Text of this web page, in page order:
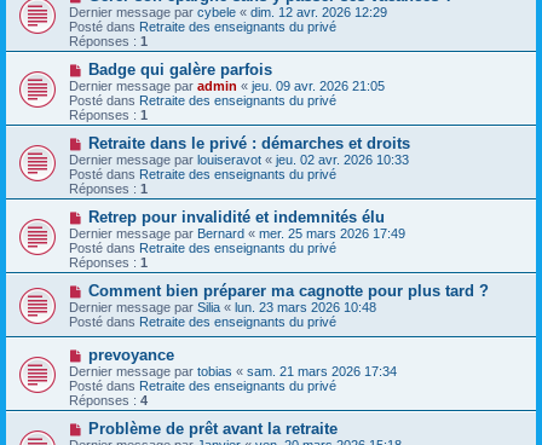
a
g
e
m
e
s
s
a
g
e
o
u
v
e
a
u
m
e
s
s
a
g
e
Dernier message par cybele « dim. 12 avr. 2026 12:29
Posté dans Retraite des enseignants du privé
Réponses : 1
N
o
u
v
e
a
u
m
e
s
s
a
g
e
Badge qui galère parfois
Dernier message par admin « jeu. 09 avr. 2026 21:05
Posté dans Retraite des enseignants du privé
Réponses : 1
N
o
u
v
e
a
u
m
e
s
s
a
g
e
Retraite dans le privé : démarches et droits
Dernier message par louiseravot « jeu. 02 avr. 2026 10:33
Posté dans Retraite des enseignants du privé
Réponses : 1
N
o
u
v
e
a
m
e
a
g
e
Retrep pour invalidité et indemnités élu
Dernier message par Bernard « mer. 25 mars 2026 17:49
Posté dans Retraite des enseignants du privé
Réponses : 1
N
o
u
v
u
m
e
s
Comment bien préparer ma cagnotte pour plus tard ?
Dernier message par Silia « lun. 23 mars 2026 10:48
Posté dans Retraite des enseignants du privé
N
o
u
v
e
a
u
prevoyance
Dernier message par tobias « sam. 21 mars 2026 17:34
Posté dans Retraite des enseignants du privé
Réponses : 4
N
o
Problème de prêt avant la retraite